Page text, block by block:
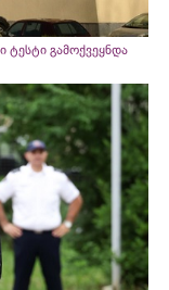
ტესტი გამოქვეყნდა